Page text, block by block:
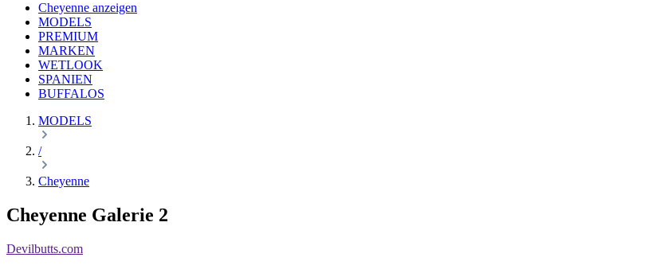
Cheyenne anzeigen
MODELS
PREMIUM
MARKEN
WETLOOK
SPANIEN
BUFFALOS
MODELS
/
Cheyenne
Cheyenne Galerie 2
Devilbutts.com